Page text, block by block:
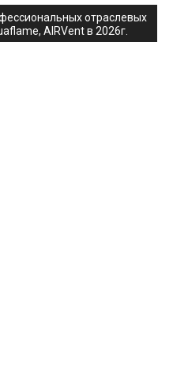
отраслевых
AIRVent в 2026г.